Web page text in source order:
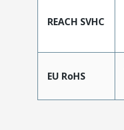
REACH SVHC
EU RoHS